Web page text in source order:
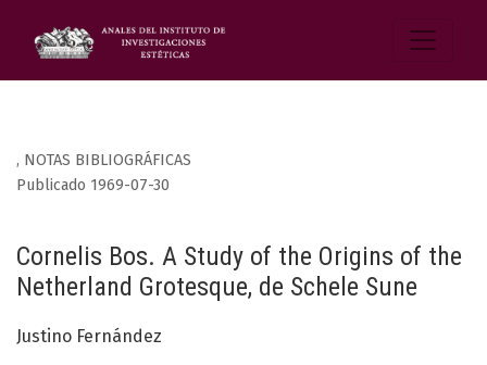
, NOTAS BIBLIOGRÁFICAS
Cornelis Bos. A Study of the Origins of the
Netherland Grotesque, de Schele Sune
Publicado 1969-07-30
Justino Fernández